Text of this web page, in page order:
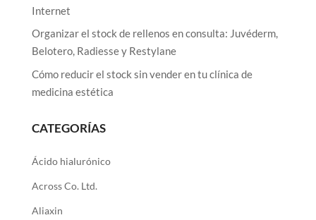
Internet
Organizar el stock de rellenos en consulta: Juvéderm,
Belotero, Radiesse y Restylane
Cómo reducir el stock sin vender en tu clínica de
medicina estética
CATEGORÍAS
Ácido hialurónico
Across Co. Ltd.
Aliaxin